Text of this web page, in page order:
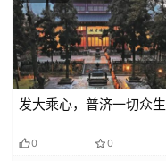
发大乘心，普济一切众生
0 0